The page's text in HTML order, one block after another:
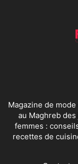
Magazine de
au Maghreb
femmes :
recettes de